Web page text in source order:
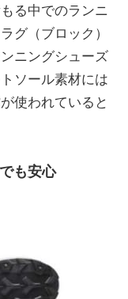
る中でのランニ
グ（ブロック）
ニングシューズ
ソール素材には
使われていると
も安心